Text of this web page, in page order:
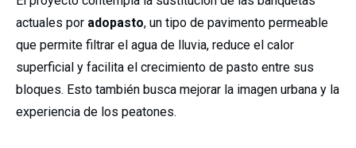
actuales por adopasto, un tipo de pavimento permeable
que permite filtrar el agua de lluvia, reduce el calor
superficial y facilita el crecimiento de pasto entre sus
bloques. Esto también busca mejorar la imagen urbana y la
experiencia de los peatones.